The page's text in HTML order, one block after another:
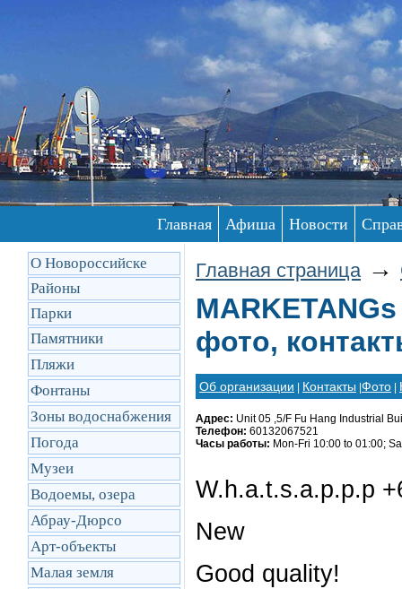
Главная Афиша Новости
О Новороссийске
Районы
Парки
Памятники
Пляжи
Фонтаны
Зоны водоснабжения
Погода
Музеи
Водоемы, озера
Абрау-Дюрсо
Арт-объекты
Малая земля
Главная страница →
фото,
Об организации Контакты Фото
Адрес: Unit 05 ,5/F Fu Hang Industrial
Телефон: 60132067521
Часы работы: Mon-Fri 10:00 to 01:00;
W.h.a.t.s.a.p.p.p
New
Good quality!